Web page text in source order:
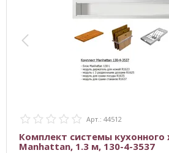
Арт.: 44512
Комплект системы кухонного
Manhattan, 1.3 м, 130-4-3537